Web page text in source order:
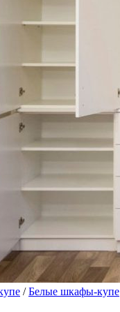
/Белые шкафы-купе